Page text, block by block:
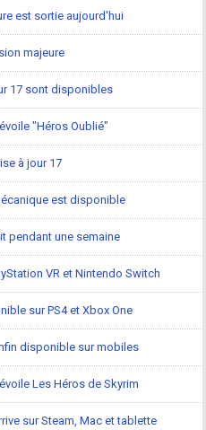
est sortie aujourd'hui
majeure
17 sont disponibles
"Héros Oublié"
à jour 17
est disponible
pendant une semaine
VR et Nintendo Switch
sur PS4 et Xbox One
disponible sur mobiles
Les Héros de Skyrim
sur Steam, Mac et tablette